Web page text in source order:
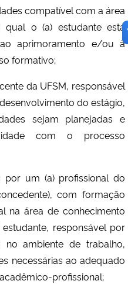
compatível com a área
o (a) estudante está
aprimoramento e/ou à
formativo;
da UFSM, responsável
do estágio,
sejam planejadas e
com o processo
um (a) profissional do
com formação
na área de conhecimento
responsável por
no ambiente de trabalho,
necessárias ao adequado
profissional;